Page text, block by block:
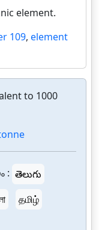
element.
109, element
to 1000
: తెలుగు
தமிழ்